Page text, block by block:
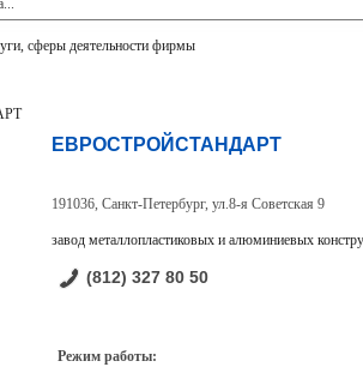
сферы деятельности фирмы
ЕВРОСТРОЙСТАНДАРТ
191036, Санкт-Петербург, ул.8-я Советская 9
завод металлопластиковых и алюминиевых
(812) 327 80 50
Режим работы: